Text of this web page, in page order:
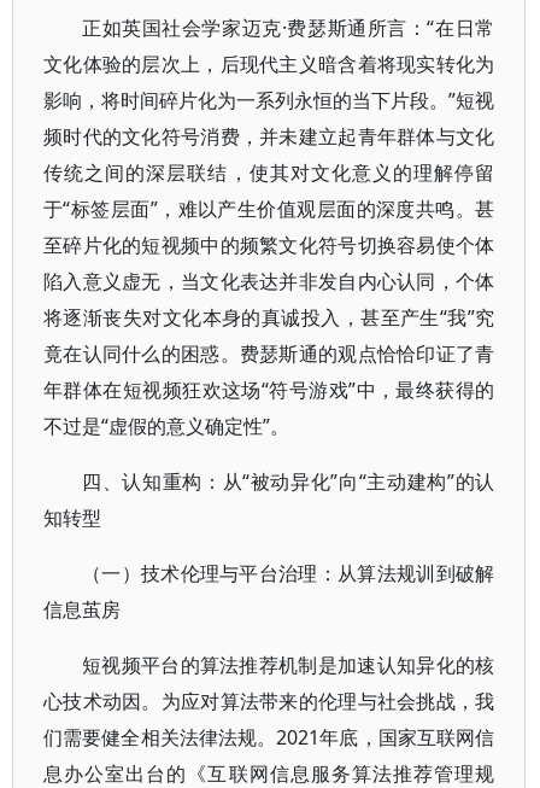
正如英国社会学家迈克·费瑟斯通所言：“在日常
文化体验的层次上，后现代主义暗含着将现实转化为
影响，将时间碎片化为一系列永恒的当下片段。”短视
频时代的文化符号消费，并未建立起青年群体与文化
传统之间的深层联结，使其对文化意义的理解停留
于“标签层面”，难以产生价值观层面的深度共鸣。甚
至碎片化的短视频中的频繁文化符号切换容易使个体
陷入意义虚无，当文化表达并非发自内心认同，个体
将逐渐丧失对文化本身的真诚投入，甚至产生“我”究
竟在认同什么的困惑。费瑟斯通的观点恰恰印证了青
年群体在短视频狂欢这场“符号游戏”中，最终获得的
不过是“虚假的意义确定性”。
四、认知重构：从“被动异化”向“主动建构”的认
知转型
（一）技术伦理与平台治理：从算法规训到破解
信息茧房
短视频平台的算法推荐机制是加速认知异化的核
心技术动因。为应对算法带来的伦理与社会挑战，我
们需要健全相关法律法规。2021年底，国家互联网信
息办公室出台的《互联网信息服务算法推荐管理规